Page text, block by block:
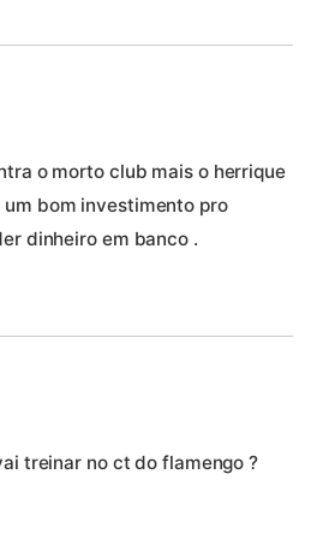
o morto club mais o herrique
bom investimento pro
dinheiro em banco .
treinar no ct do flamengo ?